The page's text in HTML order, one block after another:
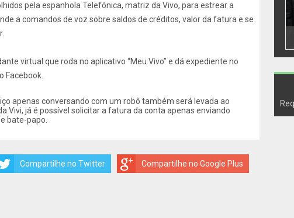
pela espanhola Telefónica, matriz da Vivo, para estrear a
a comandos de voz sobre saldos de créditos, valor da fatura e se
virtual que roda no aplicativo “Meu Vivo” e dá expediente no
Facebook.
apenas conversando com um robô também será levada ao
Vivi, já é possível solicitar a fatura da conta apenas enviando
bate-papo.
Compartilhe no Twitter Compartilhe no Google Plus